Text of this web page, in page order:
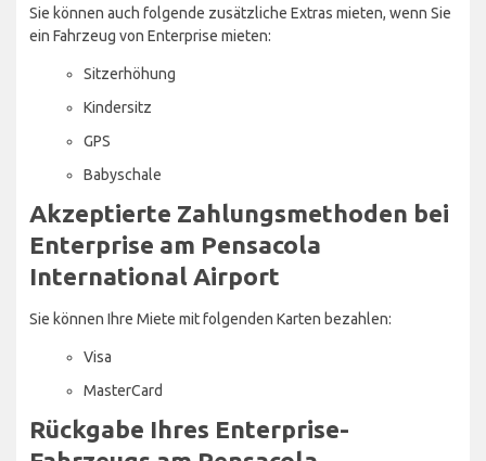
Sie können auch folgende zusätzliche Extras mieten, wenn Sie
ein Fahrzeug von Enterprise mieten:
Sitzerhöhung
Kindersitz
GPS
Babyschale
Akzeptierte Zahlungsmethoden bei
Enterprise am Pensacola
International Airport
Sie können Ihre Miete mit folgenden Karten bezahlen:
Visa
MasterCard
Rückgabe Ihres Enterprise-